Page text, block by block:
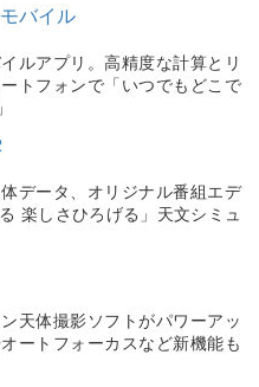
バイル
ルアプリ。高精度な計算とリ
トフォンで「いつでもどこで
データ、オリジナル番組エデ
楽しさひろげる」天文シミュ
天体撮影ソフトがパワーアッ
ートフォーカスなど新機能も